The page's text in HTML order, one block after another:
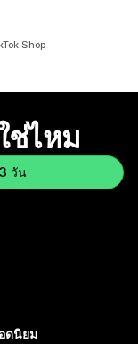
Shop
ช่ไหม
วัน
ดนิยม